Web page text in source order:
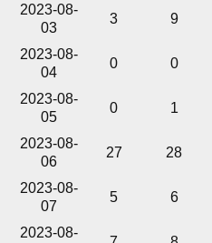
2023-08-
03
3 9
2023-08-
04
0 0
2023-08-
05
0 1
2023-08-
06
27 28
2023-08-
07
5 6
2023-08-